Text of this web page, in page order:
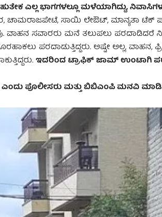
ಎಲ್ಲ ಭಾಗಗಳಲ್ಲೂ ಮಳೆಯಾಗಿದ್ದು,
ಸಾಯಿ ಲೇಔಟ್‌, ಮಾನ್ಯತಾ ಟೆಕ್
ವಾಹನ ಸವಾರರು ಮನೆ ತಲುಪಲು ಪರದಾಡಿದರೆ
ಪರದಾಡುತ್ತಿದ್ದರು. ಅಷ್ಟೇ ಅಲ್ಲ, ವಾಹನ,
ಇದರಿಂದ ಟ್ರಾಫಿಕ್ ಜಾಮ್ ಉಂಟಾಗಿ
ಎಂದು ಪೊಲೀಸರು ಮತ್ತು ಬಿಬಿಎಂಪಿ ಮನವಿ